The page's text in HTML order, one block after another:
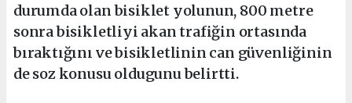
durumda olan bisiklet yolunun, 800 metre
sonra bisikletliyi akan trafiğin ortasında
bıraktığını ve bisikletlinin can güvenliğinin
de soz konusu oldugunu belirtti.